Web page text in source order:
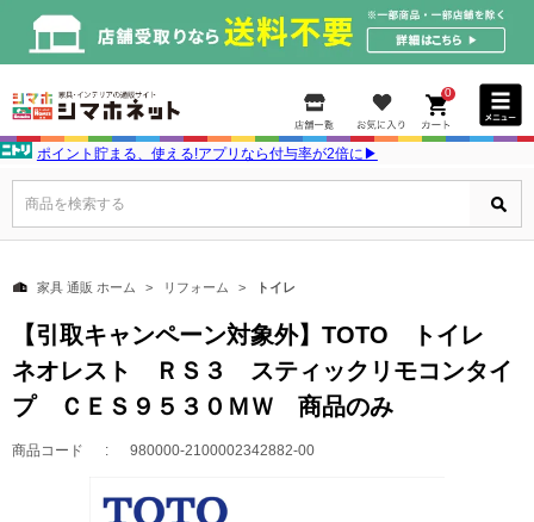
0
ポイント貯まる、使える!アプリなら付与率が2倍に▶
商品を検索する
家具 通販 ホーム リフォーム トイレ
【引取キャンペーン対象外】TOTO トイレ
ネオレスト ＲＳ３ スティックリモコンタイ
プ ＣＥＳ９５３０ＭＷ 商品のみ
商品コード 980000-2100002342882-00